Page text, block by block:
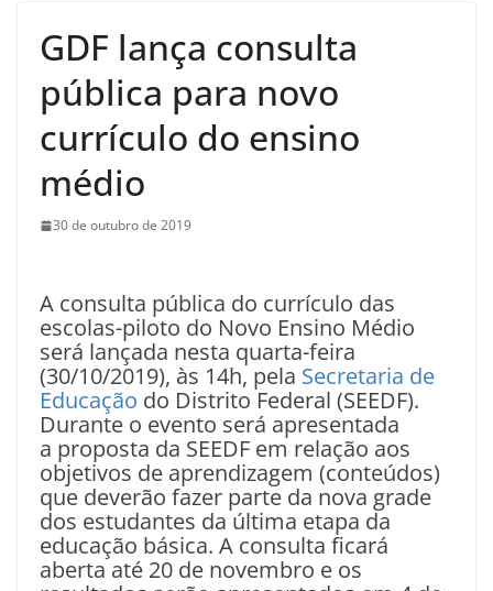
GDF lança consulta
pública para novo
currículo do ensino
médio
30 de outubro de 2019
A consulta pública do currículo das
escolas-piloto do Novo Ensino Médio
será lançada nesta quarta-feira
(30/10/2019), às 14h, pela Secretaria de
Educação do Distrito Federal (SEEDF).
Durante o evento será apresentada
a proposta da SEEDF em relação aos
objetivos de aprendizagem (conteúdos)
que deverão fazer parte da nova grade
dos estudantes da última etapa da
educação básica. A consulta ficará
aberta até 20 de novembro e os